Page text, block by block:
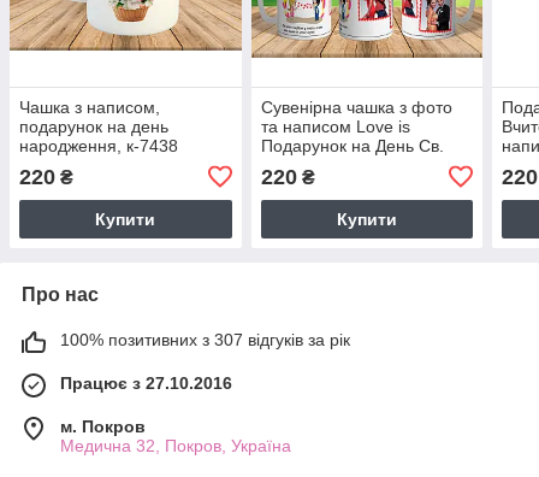
Чашка з написом,
подарунок на день
народження, к-7438
220 ₴
Купити
Сувенірна чашка з фото
та написом Love is
Подарунок на День Св.
220₴
Купити
220
Про нас
100% позитивних з 307 відгуків за рік
Працює з 27.10.2016
м. Покров
Медична 32, Покров, Україна